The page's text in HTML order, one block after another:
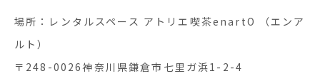
場所：レンタルスペース アトリエ喫茶enartO （エンア
ルト）
〒248-0026神奈川県鎌倉市七里ガ浜1-2-4